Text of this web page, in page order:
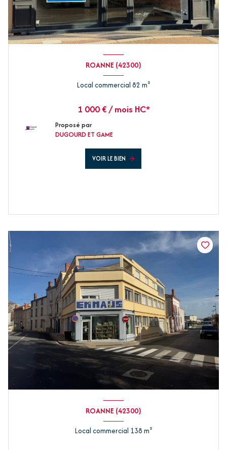
ROANNE (42300)
Local commercial 82 m²
1 000 € / mois HC*
Proposé par
DUGOURD ET GAME
VOIR LE BIEN
ROANNE (42300)
Local commercial 138 m²